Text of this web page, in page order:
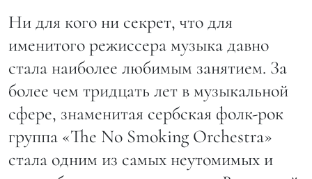
Ни для кого ни секрет, что для
именитого режиссера музыка давно
стала наиболее любимым занятием. За
более чем тридцать лет в музыкальной
сфере, знаменитая сербская фолк-рок
группа «The No Smoking Orchestra»
стала одним из самых неутомимых и